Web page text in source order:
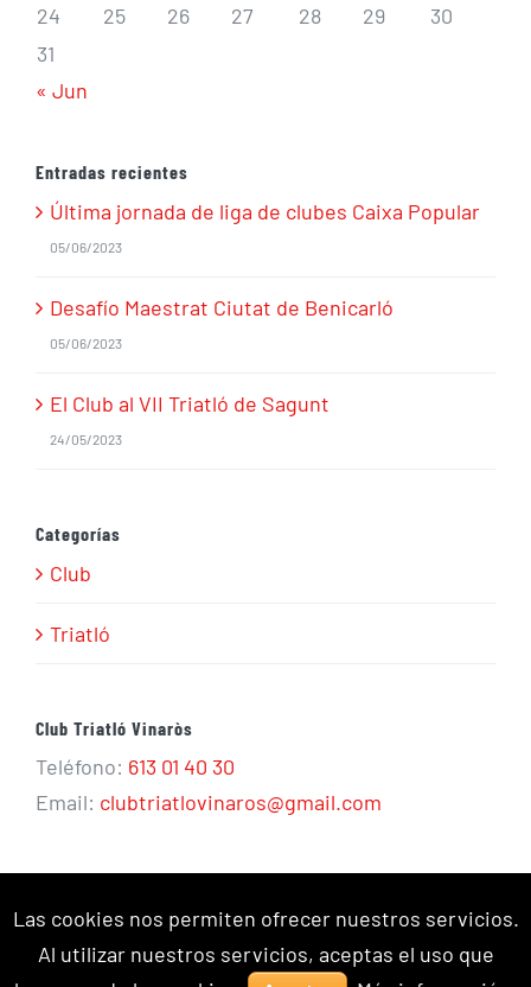
24
25 26 27 28 29
30
31
« Jun
Entradas recientes
Última jornada de liga de clubes Caixa Popular
05/06/2023
Desafío Maestrat Ciutat de Benicarló
05/06/2023
El Club al VII Triatló de Sagunt
24/05/2023
Categorías
Club
Triatló
Club Triatló Vinaròs
Teléfono: 613 01 40 30
Email: clubtriatlovinaros@gmail.com
© Copyright 2018 - 2026 | All Rights Reserved
Las cookies nos permiten ofrecer nuestros servicios.
Al utilizar nuestros servicios, aceptas el uso que